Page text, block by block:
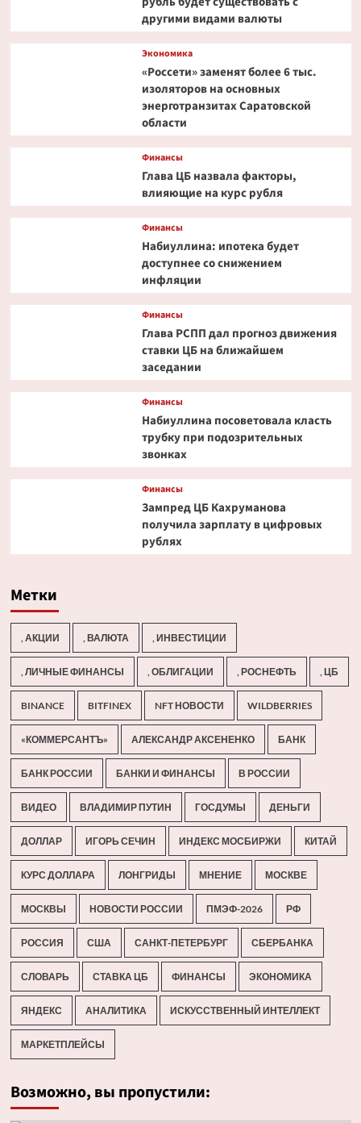
другими видами валюты
Экономика
«Россети» заменят более 6 тыс.
изоляторов на основных
энерготранзитах Саратовской
области
Финансы
Глава ЦБ назвала факторы,
влияющие на курс рубля
Финансы
Набиуллина: ипотека будет
доступнее со снижением
инфляции
Финансы
Глава РСПП дал прогноз движения
ставки ЦБ на ближайшем
заседании
Финансы
Набиуллина посоветовала класть
трубку при подозрительных
звонках
Финансы
Зампред ЦБ Кахруманова
получила зарплату в цифровых
рублях
Метки
, АКЦИИ , ВАЛЮТА , ИНВЕСТИЦИИ
, ЛИЧНЫЕ ФИНАНСЫ , ОБЛИГАЦИИ , РОСНЕФТЬ , ЦБ
BINANCE BITFINEX NFT НОВОСТИ WILDBERRIES
«КОММЕРСАНТЪ» АЛЕКСАНДР АКСЕНЕНКО БАНК
БАНК РОССИИ БАНКИ И ФИНАНСЫ В РОССИИ
ВИДЕО ВЛАДИМИР ПУТИН ГОСДУМЫ ДЕНЬГИ
ДОЛЛАР ИГОРЬ СЕЧИН ИНДЕКС МОСБИРЖИ КИТАЙ
КУРС ДОЛЛАРА ЛОНГРИДЫ МНЕНИЕ МОСКВЕ
МОСКВЫ НОВОСТИ РОССИИ ПМЭФ-2026 РФ
РОССИЯ США САНКТ-ПЕТЕРБУРГ СБЕРБАНКА
СЛОВАРЬ СТАВКА ЦБ ФИНАНСЫ ЭКОНОМИКА
ЯНДЕКС АНАЛИТИКА ИСКУССТВЕННЫЙ ИНТЕЛЛЕКТ
МАРКЕТПЛЕЙСЫ
Возможно, вы пропустили: